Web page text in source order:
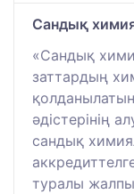
Сандық
«Сандық
заттардың
әдістерінің
сандық
туралы жалпы